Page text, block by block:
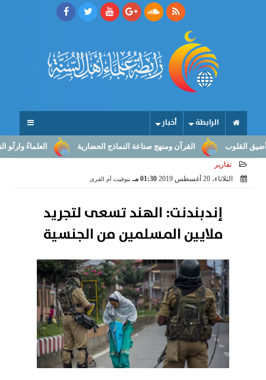
الرابطة أخبار
العلماءُ وارثُو القرآن ومنهج صناعة النماذج الحضارية
تقارير
الثلاثاء، 20 أغسطس 2019
01:30 مـ بتوقيت أم القرى
إندبندنت: الهند تسعى لتجريد
ملايين المسلمين من الجنسية